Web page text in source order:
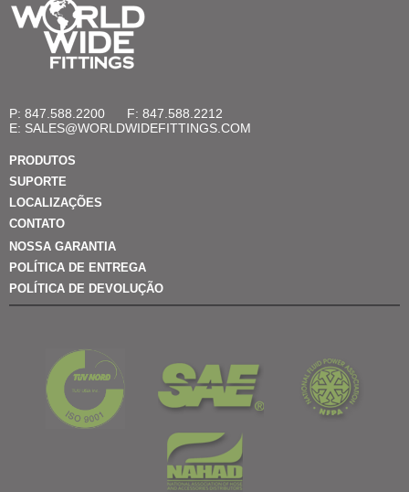
P: 847.588.2200
F: 847.588.2212
E: SALES@WORLDWIDEFITTINGS.COM
PRODUTOS
SUPORTE
LOCALIZAÇÕES
CONTATO
NOSSA GARANTIA
POLÍTICA DE ENTREGA
POLÍTICA DE DEVOLUÇÃO